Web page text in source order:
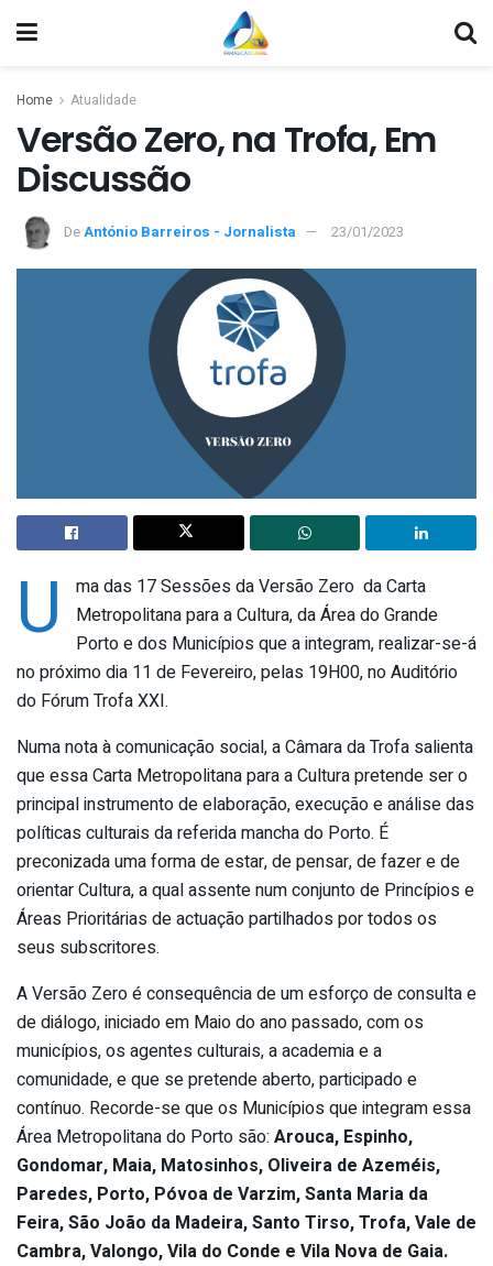
Home Atualidade
Versão Zero, na Trofa, Em
Discussão
DeAntónio Barreiros - Jornalista 23/01/2023
U
ma das 17 Sessões da Versão Zero da Carta
Metropolitana para a Cultura, da Área do Grande
Porto e dos Municípios que a integram, realizar-se-á
no próximo dia 11 de Fevereiro, pelas 19H00, no Auditório
do Fórum Trofa XXI.
Numa nota à comunicação social, a Câmara da Trofa salienta
que essa Carta Metropolitana para a Cultura pretende ser o
principal instrumento de elaboração, execução e análise das
políticas culturais da referida mancha do Porto. É
preconizada uma forma de estar, de pensar, de fazer e de
orientar Cultura, a qual assente num conjunto de Princípios e
Áreas Prioritárias de actuação partilhados por todos os
seus subscritores.
A Versão Zero é consequência de um esforço de consulta e
de diálogo, iniciado em Maio do ano passado, com os
municípios, os agentes culturais, a academia e a
comunidade, e que se pretende aberto, participado e
contínuo. Recorde-se que os Municípios que integram essa
Área Metropolitana do Porto são: Arouca, Espinho,
Gondomar, Maia, Matosinhos, Oliveira de Azeméis,
Paredes, Porto, Póvoa de Varzim, Santa Maria da
Feira, São João da Madeira, Santo Tirso, Trofa, Vale de
Cambra, Valongo, Vila do Conde e Vila Nova de Gaia.